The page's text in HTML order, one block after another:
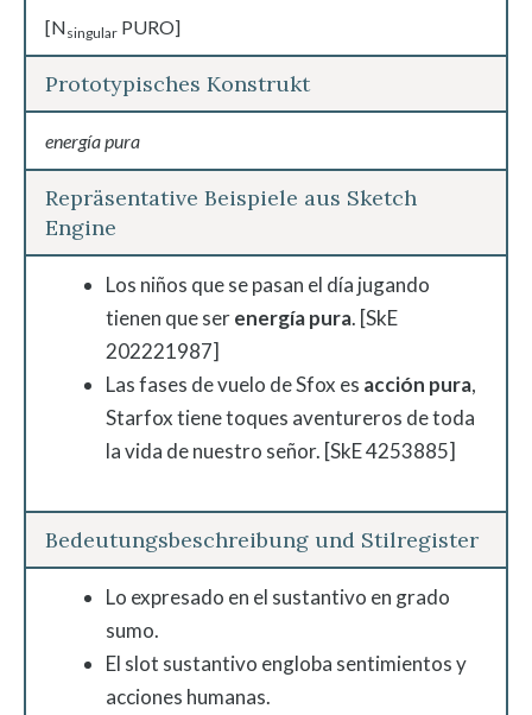
[Nsingular PURO]
Prototypisches Konstrukt
energía pura
Repräsentative Beispiele aus Sketch
Engine
Los niños que se pasan el día jugando
tienen que serenergía pura. [SkE
202221987]
Las fases de vuelo de Sfox es acción pura,
Starfox tiene toques aventureros de toda
la vida de nuestro señor. [SkE 4253885]
Bedeutungsbeschreibung und Stilregister
Lo expresado en el sustantivo en grado
sumo.
El slot sustantivo engloba sentimientos y
acciones humanas.